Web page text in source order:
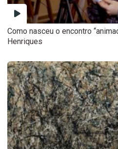
Como nasceu o encontro
Henriques